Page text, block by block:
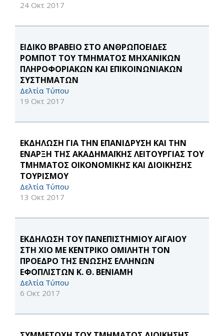
24 Οκτ 2017
EΙΔΙΚΟ ΒΡΑΒΕΙΟ ΣΤΟ ΑΝΘΡΩΠΟΕΙΔΕΣ
ΡΟΜΠΟΤ ΤΟΥ ΤΜΗΜΑΤΟΣ ΜΗΧΑΝΙΚΩΝ
ΠΛΗΡΟΦΟΡΙΑΚΩΝ ΚΑΙ ΕΠΙΚΟΙΝΩΝΙΑΚΩΝ
ΣΥΣΤΗΜΑΤΩΝ
Δελτία Τύπου
19 Οκτ 2017
ΕΚΔΗΛΩΣΗ ΓΙΑ ΤΗΝ ΕΠΑΝΙΔΡΥΣΗ ΚΑΙ ΤΗΝ
ΕΝΑΡΞΗ ΤΗΣ ΑΚΑΔΗΜΑΪΚΗΣ ΛΕΙΤΟΥΡΓΙΑΣ ΤΟΥ
ΤΜΗΜΑΤΟΣ ΟΙΚΟΝΟΜΙΚΗΣ ΚΑΙ ΔΙΟΙΚΗΣΗΣ
ΤΟΥΡΙΣΜΟΥ
Δελτία Τύπου
13 Οκτ 2017
ΕΚΔΗΛΩΣΗ ΤΟΥ ΠΑΝΕΠΙΣΤΗΜΙΟΥ ΑΙΓΑΙΟΥ
ΣΤΗ ΧΙΟ ΜΕ ΚΕΝΤΡΙΚΟ ΟΜΙΛΗΤΗ ΤΟΝ
ΠΡΟΕΔΡΟ ΤΗΣ ΕΝΩΣΗΣ ΕΛΛΗΝΩΝ
ΕΦΟΠΛΙΣΤΩΝ Κ. Θ. ΒΕΝΙΑΜΗ
Δελτία Τύπου
6 Οκτ 2017